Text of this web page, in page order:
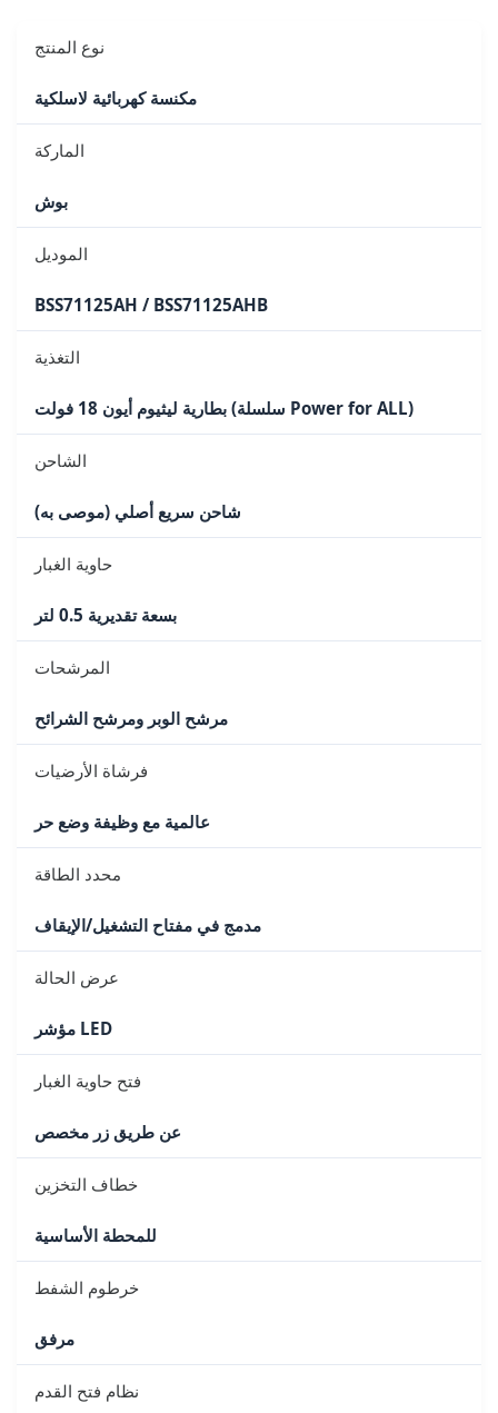
نوع المنتج
مكنسة كهربائية لاسلكية
الماركة
بوش
الموديل
BSS71125AH / BSS71125AHB
التغذية
بطارية ليثيوم أيون 18 فولت (سلسلة Power for ALL)
الشاحن
شاحن سريع أصلي (موصى به)
حاوية الغبار
بسعة تقديرية 0.5 لتر
المرشحات
مرشح الوبر ومرشح الشرائح
فرشاة الأرضيات
عالمية مع وظيفة وضع حر
محدد الطاقة
مدمج في مفتاح التشغيل/الإيقاف
عرض الحالة
مؤشر LED
فتح حاوية الغبار
عن طريق زر مخصص
خطاف التخزين
للمحطة الأساسية
خرطوم الشفط
مرفق
نظام فتح القدم